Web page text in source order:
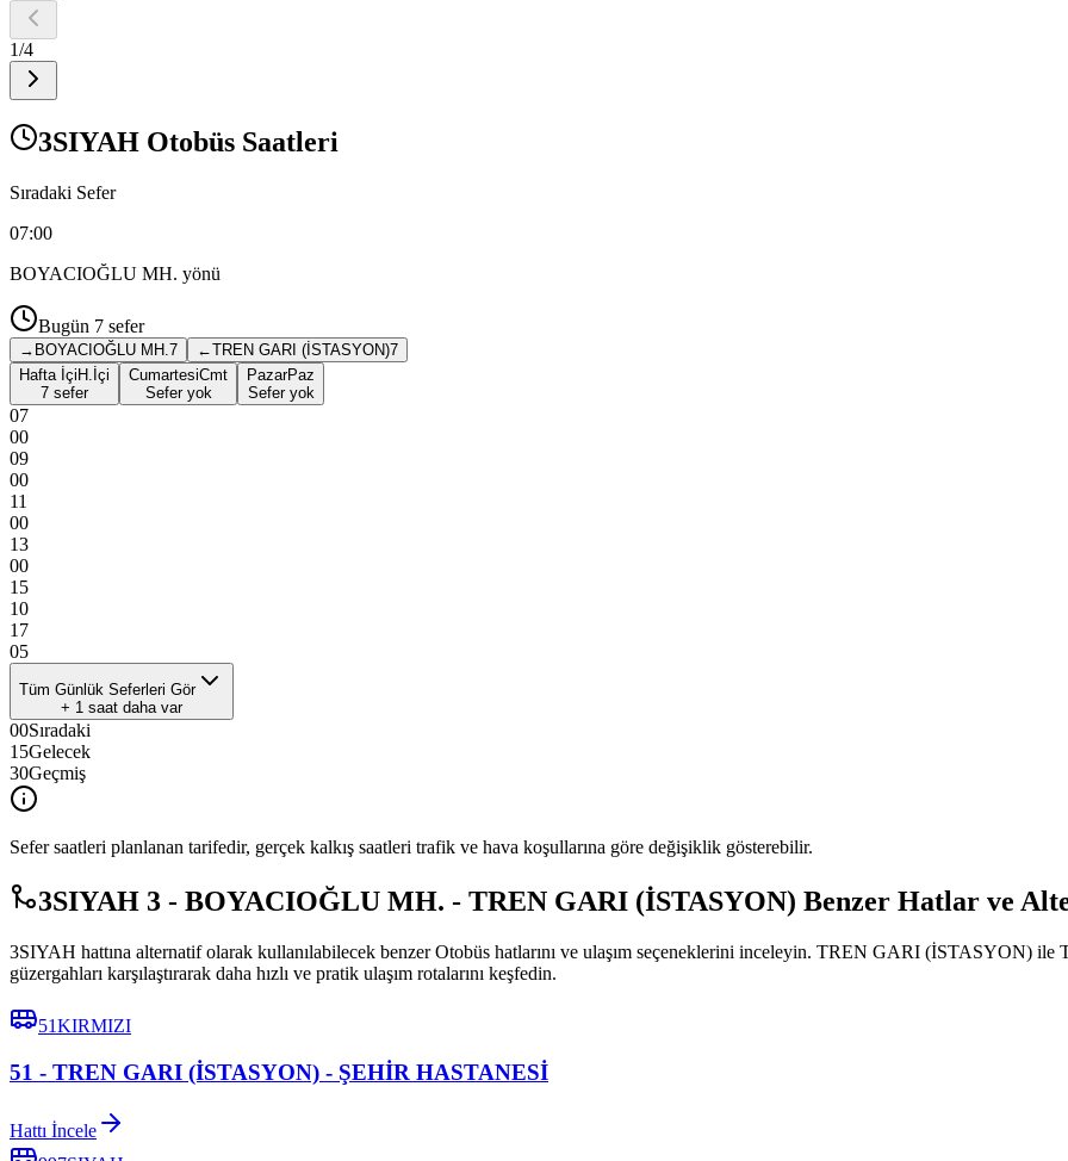
1/4
3SIYAH Otobüs Saatleri
Sıradaki Sefer
07:00
BOYACIOĞLU MH. yönü
Bugün 7 sefer
→ BOYACIOĞLU MH.7 ←TREN GARI (İSTASYON)7
Hafta İçi H.İçi
7 sefer
CumartesiCmt
Sefer yok
PazarPaz
Sefer yok
07
00
09
00
11
00
13
00
15
10
17
05
Tüm Günlük Seferleri Gör
+ 1 saat daha var
00Sıradaki
15Gelecek
30Geçmiş
Sefer saatleri planlanan tarifedir, gerçek kalkış saatleri trafik ve hava koşullarına göre değişiklik gösterebilir.
3SIYAH 3 - BOYACIOĞLU MH. - TREN GARI (İSTASYON) Benzer Hatlar ve
3SIYAH hattına alternatif olarak kullanılabilecek benzer Otobüs hatlarını ve ulaşım seçeneklerini inceleyin. TREN GARI (İSTASYON)
güzergahları karşılaştırarak daha hızlı ve pratik ulaşım rotalarını keşfedin.
51KIRMIZI
51 - TREN GARI (İSTASYON) - ŞEHİR HASTANESİ
Hattı İncele